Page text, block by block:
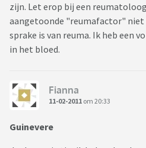
zijn. Let erop bij een
aangetoonde "reumafactor" niet
sprake is van reuma. Ik heb een
in het bloed.
Fianna
11-02-2011 om 20:33
Guinevere